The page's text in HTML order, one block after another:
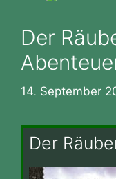
Der
14. September
Der